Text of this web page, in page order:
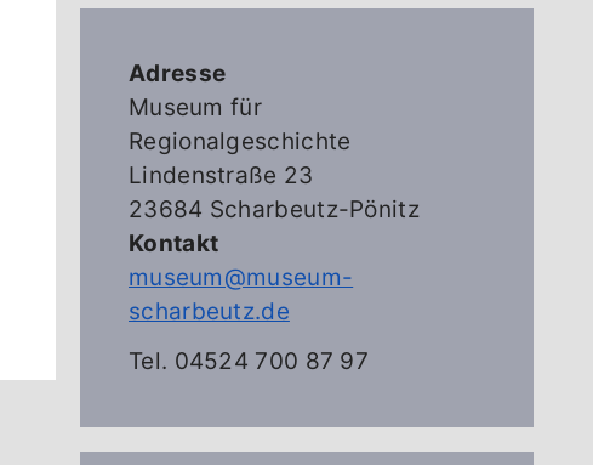
Adresse
Museum für
Regionalgeschichte
Lindenstraße 23
23684 Scharbeutz-Pönitz
Kontakt
museum@museum-
scharbeutz.de
Tel. 04524 700 87 97